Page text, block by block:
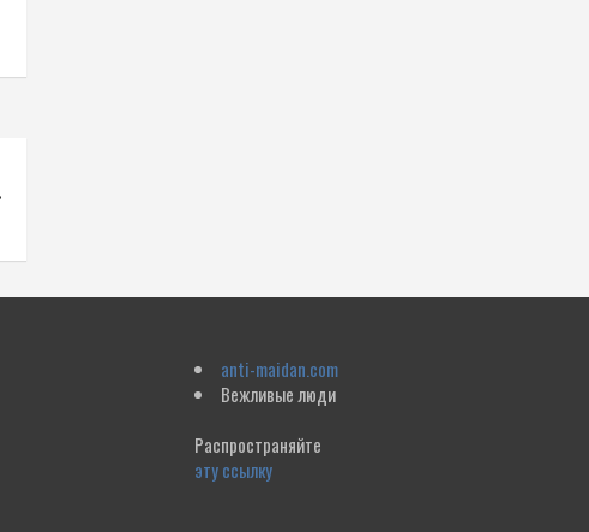
anti-maidan.com
Вежливые люди
Распространяйте
эту ссылку